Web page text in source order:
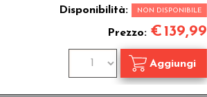
Disponibilità: NON DISPONIBILE
Prezzo: €139,99